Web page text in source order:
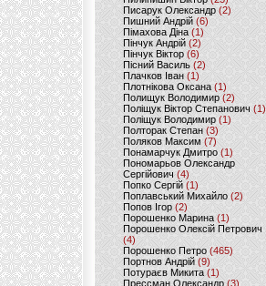
Писарук Олександр(2)
Пишний Андрій (6)
Пімахова Діна(1)
Пінчук Андрій(2)
Пінчук Віктор (6)
Пісний Василь (2)
Плачков Іван(1)
Плотнікова Оксана (1)
Полищук Володимир(2)
Поліщук Віктор Степанович(1)
Поліщук Володимир (1)
Полторак Степан(3)
Поляков Максим (7)
Понамарчук Дмитро (1)
Пономарьов Олександр
Сергійович(4)
Попко Сергій (1)
Поплавський Михайло (2)
Попов Ігор(2)
Порошенко Марина (1)
Порошенко Олексій Петрович
(4)
Порошенко Петро (465)
Портнов Андрій (9)
Потураєв Микита(1)
Прессман Олександр(3)